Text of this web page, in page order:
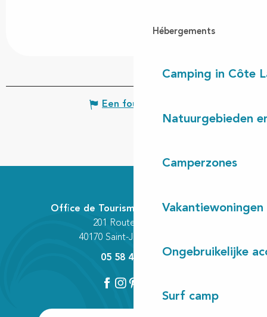
Hébergements
Camping in Côte
Natuurgebieden
Camperzones
Vakantiewoningen
Ongebruikelijke
Surf camp
Een fout melden
Office de Tourisme Communautaire
201 Route des Lacs
40170 Saint-Julien-en-Born
05 58 42 89 80